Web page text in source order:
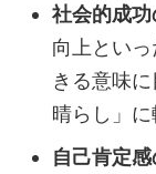
社会的成
向上とい
きる意味
晴らし」に
自己肯定